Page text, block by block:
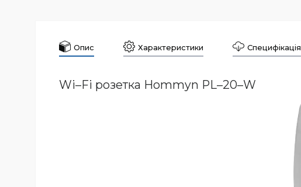
Опис Характеристики Специфікація
Wi–Fi розетка Hommyn PL–20–W